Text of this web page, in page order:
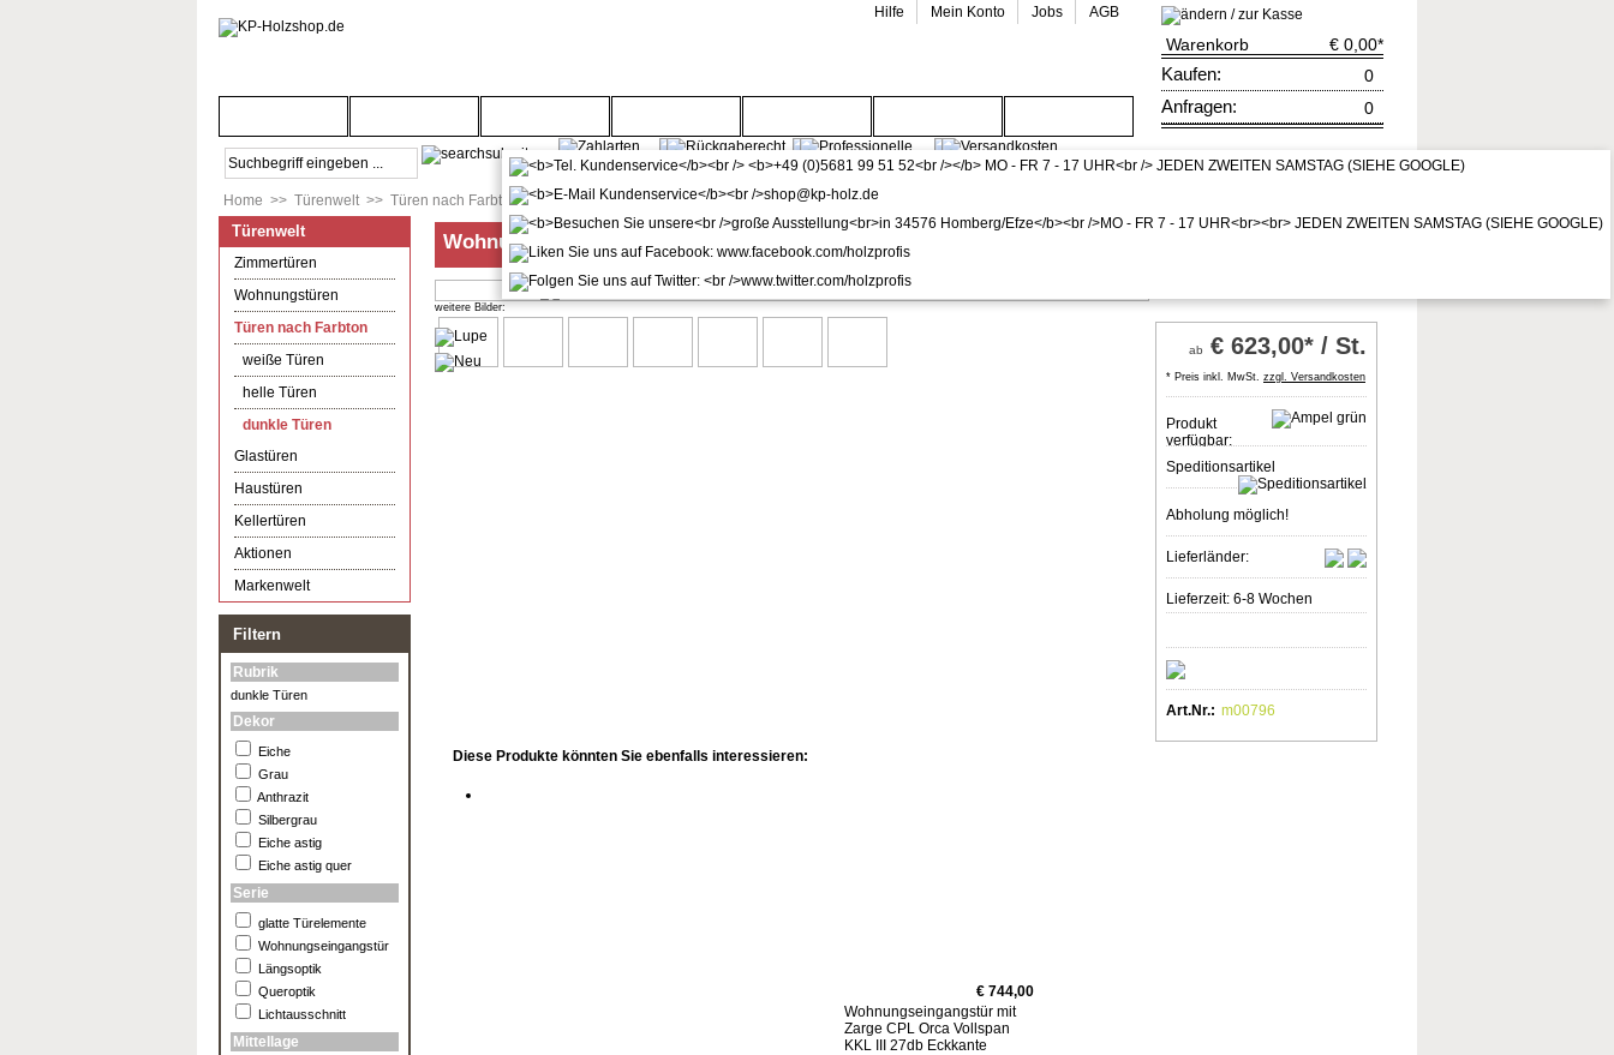
Hilfe Mein Konto Jobs AGB
Warenkorb € 0,00*
Kaufen: 0
Anfragen: 0
zur Kasse
Home >> Türenwelt >> Türen nach Farbton >> dunkle Türen
Wohnungseingangstür mit Zarge CPL Orca Vollspan KKL II 27db Eckkante
weitere Bilder:
ab € 623,00* / St.
* Preis inkl. MwSt. zzgl. Versandkosten
Produkt
verfügbar:
Speditionsartikel
Abholung möglich!
Lieferländer:
Lieferzeit: 6-8 Wochen
Art.Nr.: m00796
Diese Produkte könnten Sie ebenfalls interessieren:
€ 744,00
Wohnungseingangstür mit
Zarge CPL Orca Vollspan
KKL III 27db Eckkante
Türenwelt
Zimmertüren
Wohnungstüren
Türen nach Farbton
weiße Türen
helle Türen
dunkle Türen
Glastüren
Haustüren
Kellertüren
Aktionen
Markenwelt
Filtern
Rubrik
dunkle Türen
Dekor
Eiche
Grau
Anthrazit
Silbergrau
Eiche astig
Eiche astig quer
Serie
glatte Türelemente
Wohnungseingangstür
Längsoptik
Queroptik
Lichtausschnitt
Mittellage